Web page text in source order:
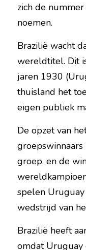
zich de
noemen.
Brazilië wacht
wereldtitel. Dit
jaren 1930
thuisland het
eigen publiek
De opzet van
groep, en de
spelen
wedstrijd van
Brazilië heeft
omdat